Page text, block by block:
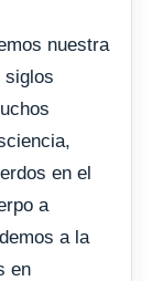
nuestra
siglos
en el
a
a la
en